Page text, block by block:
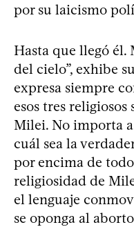
por su laicismo
Hasta que llegó él.
del cielo”, exhibe
expresa siempre
esos tres religiosos
Milei. No importa
cuál sea la
por encima de
religiosidad de
el lenguaje
se oponga al